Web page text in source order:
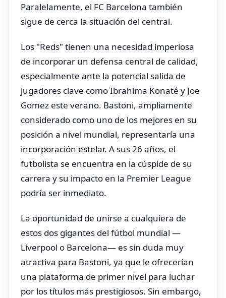
Paralelamente, el FC Barcelona también
sigue de cerca la situación del central.
Los "Reds" tienen una necesidad imperiosa
de incorporar un defensa central de calidad,
especialmente ante la potencial salida de
jugadores clave como Ibrahima Konaté y Joe
Gomez este verano. Bastoni, ampliamente
considerado como uno de los mejores en su
posición a nivel mundial, representaría una
incorporación estelar. A sus 26 años, el
futbolista se encuentra en la cúspide de su
carrera y su impacto en la Premier League
podría ser inmediato.
La oportunidad de unirse a cualquiera de
estos dos gigantes del fútbol mundial —
Liverpool o Barcelona— es sin duda muy
atractiva para Bastoni, ya que le ofrecerían
una plataforma de primer nivel para luchar
por los títulos más prestigiosos. Sin embargo,